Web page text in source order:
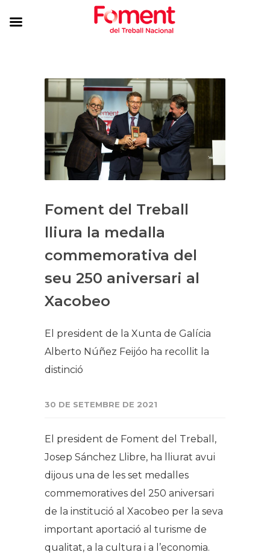
Foment del Treball
lliura la medalla
commemorativa del
seu 250 aniversari al
Xacobeo
El president de la Xunta de Galícia
Alberto Núñez Feijóo ha recollit la
distinció
30 DE SETEMBRE DE 2021
El president de Foment del Treball,
Josep Sánchez Llibre, ha lliurat avui
dijous una de les set medalles
commemoratives del 250 aniversari
de la institució al Xacobeo per la seva
important aportació al turisme de
qualitat, a la cultura i a l’economia.